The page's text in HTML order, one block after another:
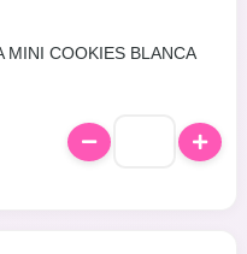
MINI COOKIES BLANCA